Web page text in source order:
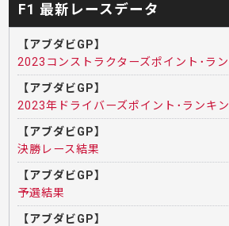
F1 最新レースデータ
【アブダビGP】
2023コンストラクターズポイント･ラ
【アブダビGP】
2023年ドライバーズポイント･ランキ
【アブダビGP】
決勝レース結果
【アブダビGP】
予選結果
【アブダビGP】